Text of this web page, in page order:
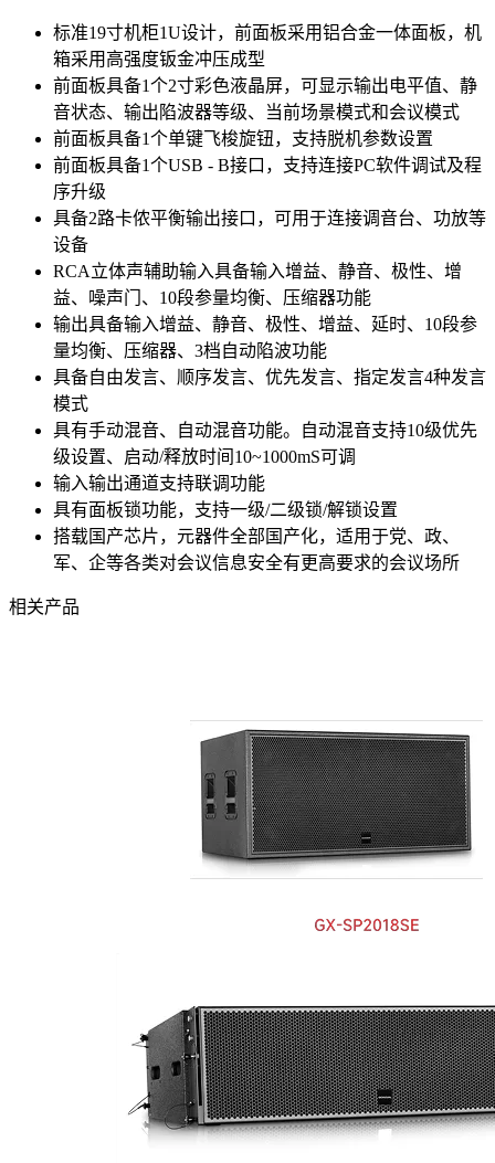
标准19寸机柜1U设计，前面板采用铝合金一体面板，机
箱采用高强度钣金冲压成型
前面板具备1个2寸彩色液晶屏，可显示输出电平值、静
音状态、输出陷波器等级、当前场景模式和会议模式
前面板具备1个单键飞梭旋钮，支持脱机参数设置
前面板具备1个USB - B接口，支持连接PC软件调试及程
序升级
具备2路卡侬平衡输出接口，可用于连接调音台、功放等
设备
RCA立体声辅助输入具备输入增益、静音、极性、增
益、噪声门、10段参量均衡、压缩器功能
输出具备输入增益、静音、极性、增益、延时、10段参
量均衡、压缩器、3档自动陷波功能
具备自由发言、顺序发言、优先发言、指定发言4种发言
模式
具有手动混音、自动混音功能。自动混音支持10级优先
级设置、启动/释放时间10~1000mS可调
输入输出通道支持联调功能
具有面板锁功能，支持一级/二级锁/解锁设置
搭载国产芯片，元器件全部国产化，适用于党、政、
军、企等各类对会议信息安全有更高要求的会议场所
相关产品